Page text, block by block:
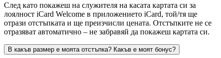
След като покажеш на служителя на касата картата си за
лоялност iCard Welcome в приложението iCard, той/тя ще
отрази отстъпката и ще преизчисли цената. Отстъпките не се
отразяват автоматично – не забравяй да покажеш картата си.
В какъв размер е моята отстъпка? Какъв е моят бонус?